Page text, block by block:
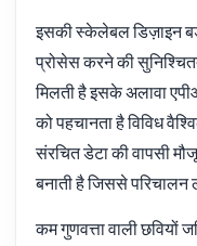
इसकी स्केलेबल डिज़ाइन
प्रोसेस करने की
मिलती है इसके अलावा
को पहचानता है विविध
संरचित डेटा की वापसी
बनाती है जिससे
कम गुणवत्ता वाली छवियों